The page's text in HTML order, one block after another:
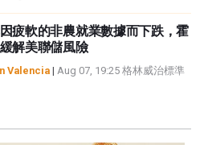
疲軟的非農就業數據而下跌，霍
解美聯儲風險
Valencia | Aug 07, 19:25 格林威治標準